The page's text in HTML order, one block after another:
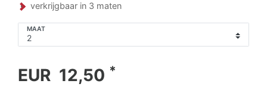
verkrijgbaar in 3 maten
MAAT
EUR 12,50 *